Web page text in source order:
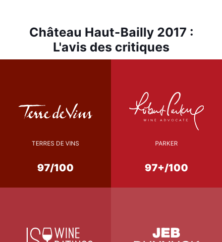
Château Haut-Bailly 2017 :
L'avis des critiques
TERRES DE VINS
97/100
PARKER
97+/100